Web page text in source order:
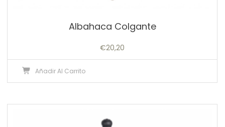
Albahaca Colgante
€20,20
Añadir Al Carrito